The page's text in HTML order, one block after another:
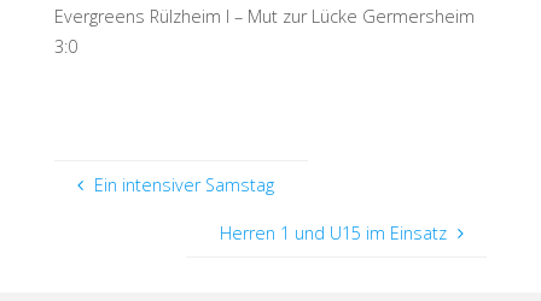
Evergreens Rülzheim I – Mut zur Lücke Germersheim
3:0
Ein intensiver Samstag
Herren 1 und U15 im Einsatz